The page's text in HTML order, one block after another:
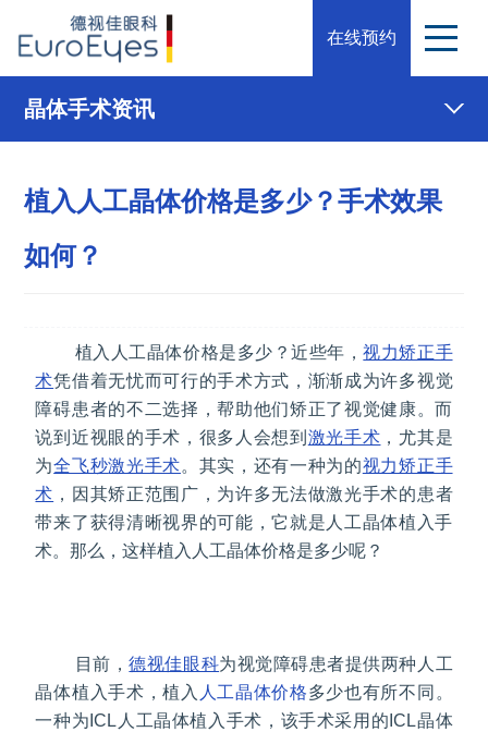
在线预约
晶体手术资讯
植入人工晶体价格是多少？手术效果
如何？
植入人工晶体价格是多少？近些年，视力矫正手
术凭借着无忧而可行的手术方式，渐渐成为许多视觉
障碍患者的不二选择，帮助他们矫正了视觉健康。而
说到近视眼的手术，很多人会想到 激光手术 ，尤其是
为全飞秒激光手术。其实，还有一种为的视力矫正手
术 ，因其矫正范围广，为许多无法做激光手术的患者
带来了获得清晰视界的可能，它就是人工晶体植入手
术。那么，这样植入人工晶体价格是多少呢？
目前，德视佳眼科为视觉障碍患者提供两种人工
晶体植入手术，植入 人工晶体价格多少也有所不同。
一种为ICL人工晶体植入手术，该手术采用的ICL晶体